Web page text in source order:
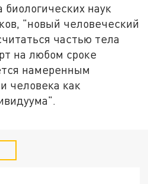
наук
"новый человеческий
частью тела
на любом сроке
намеренным
человека как